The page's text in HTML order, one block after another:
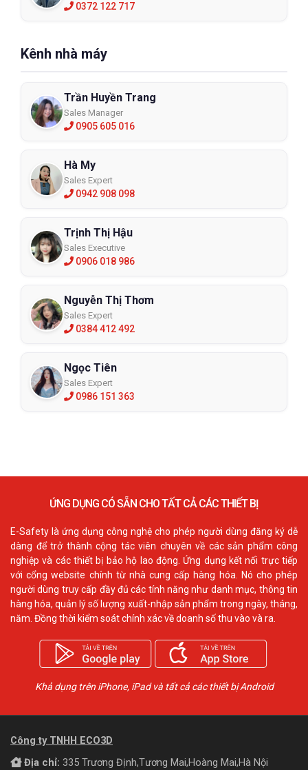
0372 122 717
Kênh nhà máy
Trần Huyền Trang
Sales Manager
0905 605 016
Hà My
Sales Expert
0942 908 098
Trịnh Thị Hậu
Sales Executive
0906 018 986
Nguyễn Thị Thơm
Sales Expert
0384 412 492
Ngọc Tiên
Sales Expert
0986 151 363
ỨNG DỤNG CÓ SẴN CHO TẤT CẢ CÁC THIẾT BỊ
E-Safety là ứng dụng công nghệ cho phép người dùng đăng ký dễ
dàng để trở thành cộng tác viên chuyên về các sản phẩm công
nghiệp và các thiết bị bảo hộ lao động. Ứng dụng kết nối trực tiếp
với cổng website chính từ nhà cung cấp hàng hóa. Nó cho phép
người dùng truy cấp đầy đủ các tính năng như danh mục, thông tin
hàng hóa, quản lý số lượng xuất-nhập sản phẩm trong ngày, tháng,
năm. Đồng thời kiểm soát chính xác về doanh số thu vào và ra.
Khả dụng trên iPhone, iPad và tất cả các thiết bị Android
Công ty TNHH ECO3D
Địa chỉ: 335 Trương Định,Tương Mai,Hoàng Mai,Hà Nội